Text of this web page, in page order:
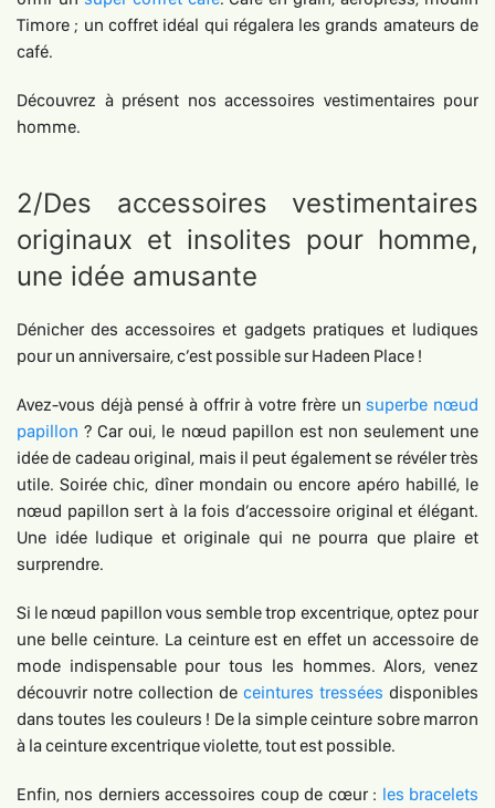
Timore ; un coffret idéal qui régalera les grands amateurs de
café.
Découvrez à présent nos accessoires vestimentaires pour
homme.
2/Des accessoires vestimentaires
originaux et insolites pour homme,
une idée amusante
Dénicher des accessoires et gadgets pratiques et ludiques
pour un anniversaire, c’est possible sur Hadeen Place !
Avez-vous déjà pensé à offrir à votre frère unsuperbe nœud
papillon ? Car oui, le nœud papillon est non seulement une
idée de cadeau original, mais il peut également se révéler très
utile. Soirée chic, dîner mondain ou encore apéro habillé, le
nœud papillon sert à la fois d’accessoire original et élégant.
Une idée ludique et originale qui ne pourra que plaire et
surprendre.
Si le nœud papillon vous semble trop excentrique, optez pour
une belle ceinture. La ceinture est en effet un accessoire de
mode indispensable pour tous les hommes. Alors, venez
découvrir notre collection de ceintures tressées disponibles
dans toutes les couleurs ! De la simple ceinture sobre marron
à la ceinture excentrique violette, tout est possible.
Enfin, nos derniers accessoires coup de cœur : les bracelets